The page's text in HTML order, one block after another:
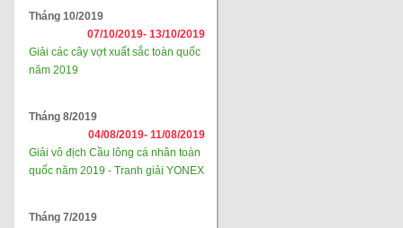
Tháng 10/2019
07/10/2019- 13/10/2019
Giải các cây vợt xuất sắc toàn quốc
năm 2019
Tháng 8/2019
04/08/2019- 11/08/2019
Giải vô địch Cầu lông cá nhân toàn
quốc năm 2019 - Tranh giải YONEX
Tháng 7/2019